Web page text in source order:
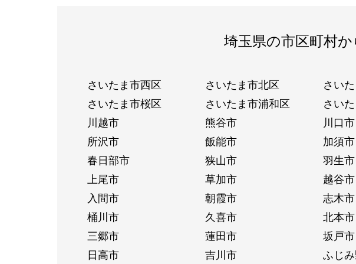
埼玉県の市区町村
さいたま市西区 さいたま市北区 さい
さいたま市桜区
さいたま市浦和区 さい
川越市
熊谷市 川口市
所沢市
飯能市 加須市
春日部市
狭山市 羽生市
上尾市
草加市 越谷市
入間市
朝霞市 志木市
桶川市
久喜市 北本市
三郷市
蓮田市 坂戸市
日高市
吉川市 ふじ